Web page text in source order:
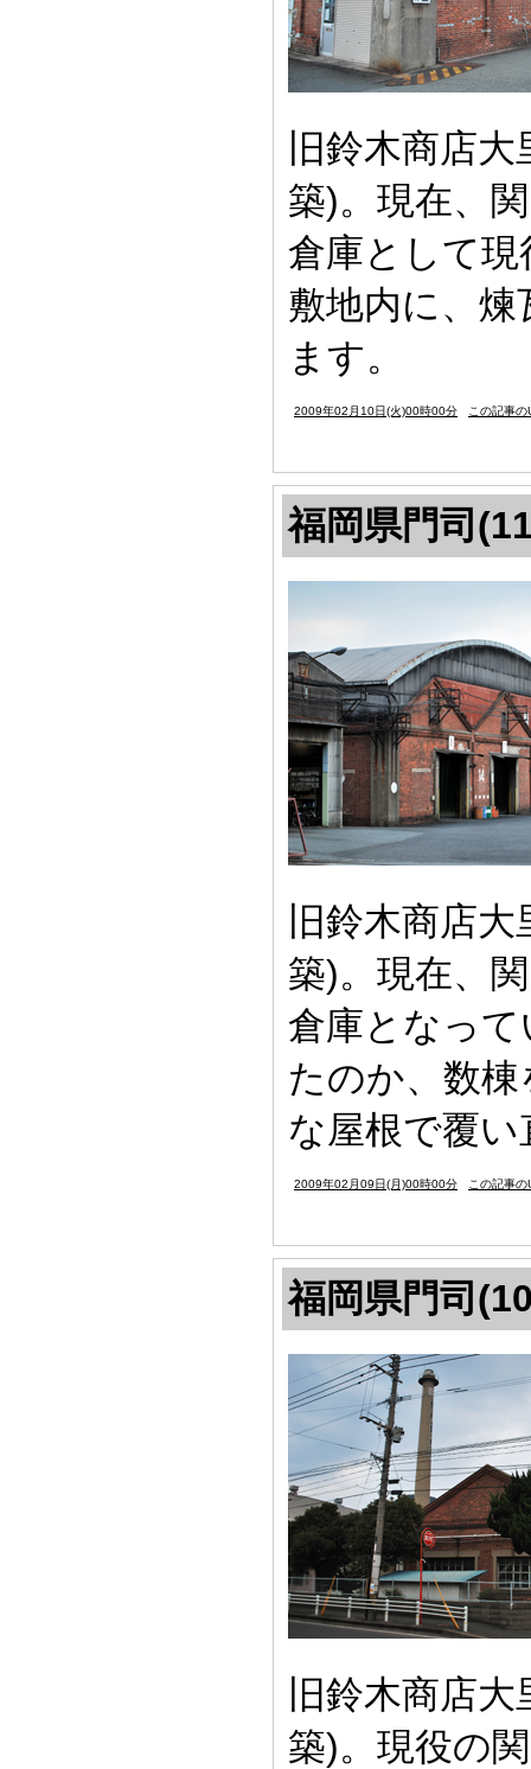
旧鈴木商店
築)。現在、
倉庫として
敷地内に、
ます。
2009年02月10日(火)00時00分 この記事の
福岡県門司
旧鈴木商店
築)。現在、
倉庫となっ
たのか、数
な屋根で覆
2009年02月09日(月)00時00分 この記事の
福岡県門司
旧鈴木商店
築)。現役の